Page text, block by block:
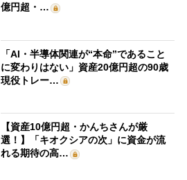
億円超・…
「AI・半導体関連が“本命”であること
に変わりはない」資産20億円超の90歳
現役トレー…
【資産10億円超・かんちさんが厳
選！】「キオクシアの次」に資金が流
れる期待の高…